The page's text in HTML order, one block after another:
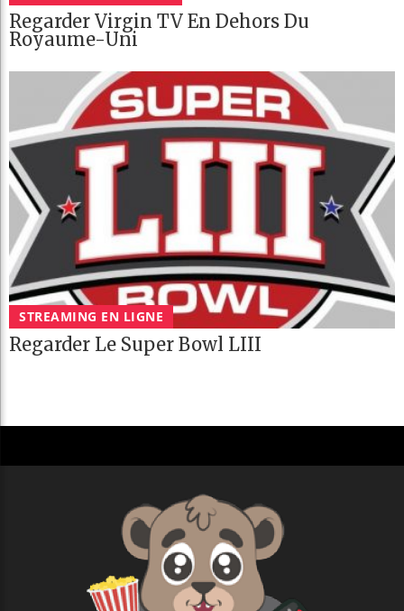
Regarder Virgin TV En Dehors Du
Royaume-Uni
STREAMING EN LIGNE
Regarder Le Super Bowl LIII